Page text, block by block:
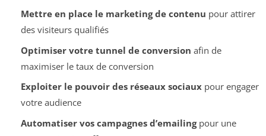
Mettre en place le marketing de contenu pour attirer
des visiteurs qualifiés
Optimiser votre tunnel de conversion afin de
maximiser le taux de conversion
Exploiter le pouvoir des réseaux sociauxpour engager
votre audience
Automatiser vos campagnes d’emailingpour une